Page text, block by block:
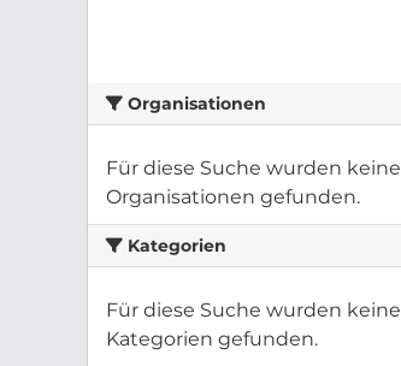
Organisationen
Für diese Suche wurden keine
Organisationen gefunden.
Kategorien
Für diese Suche wurden keine
Kategorien gefunden.